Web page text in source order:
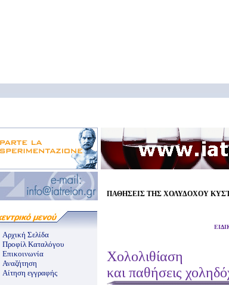
Αρχική Σελίδα
Προφίλ Καταλόγου
Επικοινωνία
Αναζήτηση
Αίτηση εγγραφής
ΠΑΘΗΣΕΙΣ ΤΗΣ ΧΟΛΥΔΟΧΟΥ
Χολολιθίαση
και παθήσεις